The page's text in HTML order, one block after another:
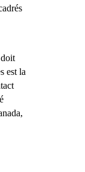
est la